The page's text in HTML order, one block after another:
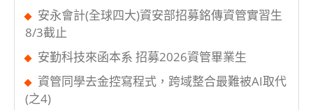
安永會計(全球四大)資安部招募銘傳資管實習生
8/3截止
安勤科技來函本系 招募2026資管畢業生
資管同學去金控寫程式，跨域整合最難被AI取代
(之4)